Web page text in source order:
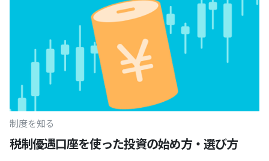
制度を知る
税制優遇口座を使った投資の始め方・選び方